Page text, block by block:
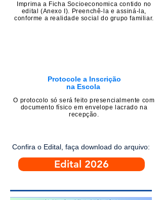
Imprima a Ficha Socioeconomica contido no
edital (Anexo I). Preenchê-la e assiná-la,
conforme a realidade social do grupo familiar.
Protocole a Inscrição
na Escola
O protocolo só será feito presencialmente com
documento físico em envelope lacrado na
recepção.
Confira o Edital, faça download do arquivo:
Edital 2026